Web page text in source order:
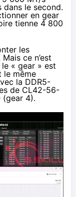
le second.
en gear
tienne 4 800
les
ce n’est
« gear » est
le même
la DDR5-
de CL42-56-
4).